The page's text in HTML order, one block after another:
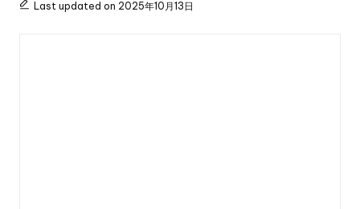
Last updated on 2025年10月13日